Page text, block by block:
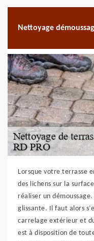
Nettoyage
Lorsque votre terrasse
des lichens sur la
réaliser un
glissante. Il faut alors
carrelage extérieur et
est à disposition de